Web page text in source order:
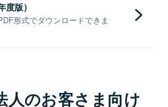
版）
形式でダウンロードできま
人のお客さま向け